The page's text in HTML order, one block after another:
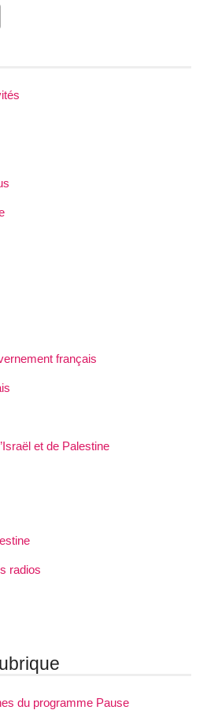
français
et de Palestine
radios
du programme Pause